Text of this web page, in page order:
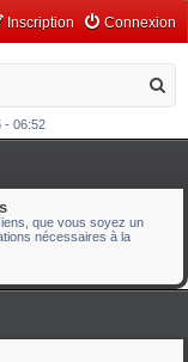
Connexion
Inscription
c
h
r
- 06:52
que vous soyez un
nécessaires à la